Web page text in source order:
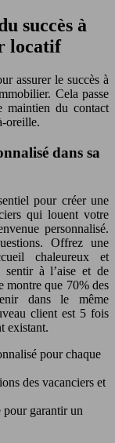
succès à
locatif
assurer le succès à
Cela passe
maintien du contact
oreille.
dans sa
pour créer une
qui louent votre
personnalisé.
Offrez une
chaleureux et
sentir à l’aise et de
montre que 70% des
dans le même
client est 5 fois
existant.
pour chaque
des vacanciers et
pour garantir un